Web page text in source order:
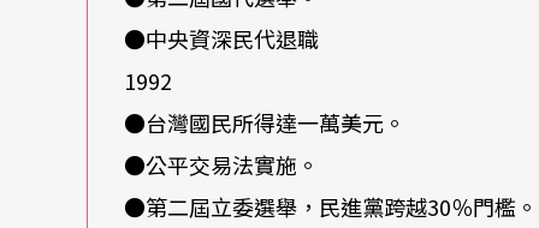
政治體系，以至於個人，都有一套自己的方式
是不存在，但是人們卻是以他有限的認知與旣
虛構的世界來取代眞實的世界，並以它爲基礎
原住民音樂有其獨特傳承
●中央資深民代退職
1992
●台灣國民所得達一萬美元。
●公平交易法實施。
●第二屆立委選舉，民進黨跨越30％門檻。